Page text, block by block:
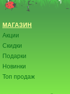
МАГАЗИН
Акции
Скидки
Подарки
Новинки
Топ продаж